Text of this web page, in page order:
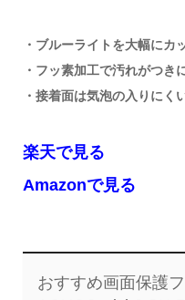
・ブルーライトを大幅にカ
・フッ素加工で汚れがつき
・接着面は気泡の入りにく
楽天で見る
Amazonで見る
おすすめ画面保護